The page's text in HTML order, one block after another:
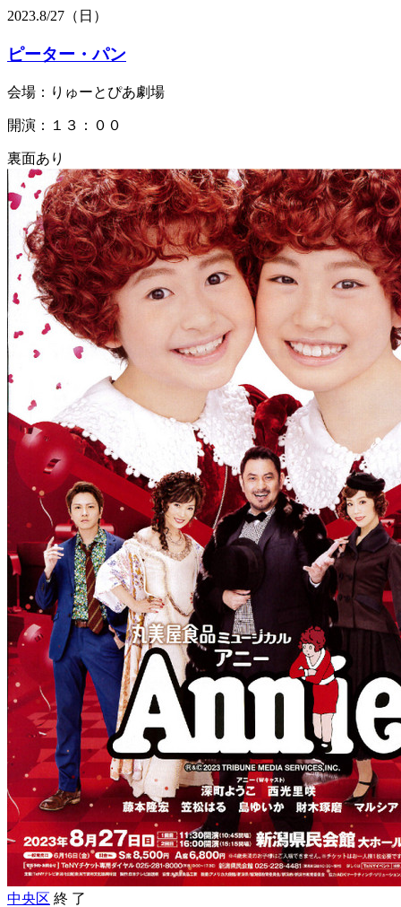
2023.8/27 （日）
ピーター・パン
会場：りゅーとぴあ劇場
開演：１３：００
裏面あり
中央区 終 了